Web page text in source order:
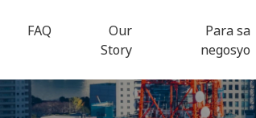
FAQ
Our
Story
Para sa
negosyo